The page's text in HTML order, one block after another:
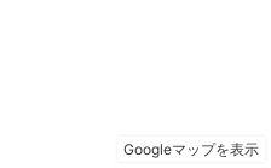
Googleマップを表示